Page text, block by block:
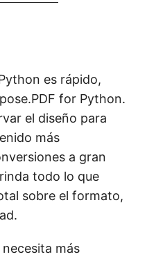
es rápido,
for Python.
el diseño para
más
a gran
todo lo que
sobre el formato,
más